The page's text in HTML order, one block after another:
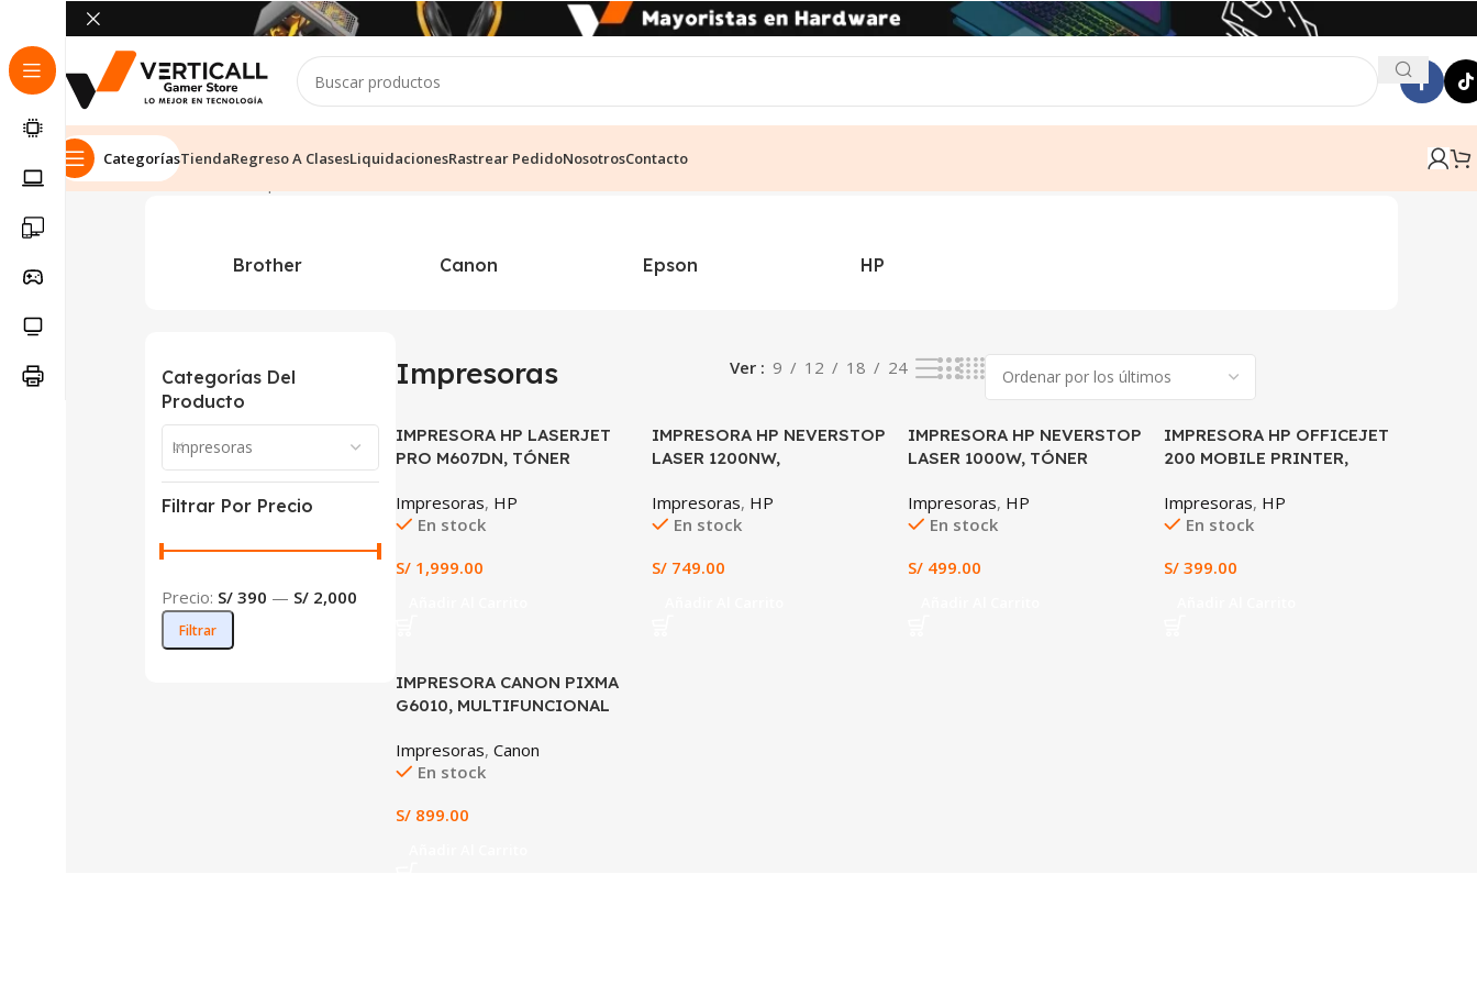
CategoríasTiendaRegreso A ClasesLiquidacionesRastrear PedidoNosotrosContacto
Inicio
Brother Canon Epson HP
Categorías Del
Producto
Impresoras
Filtrar Por Precio
Filtrar
Precio: S/ 390 — S/ 2,000
Impresoras Ver 9 12 18 24
IMPRESORA HP LASERJET
PRO M607DN, TÓNER
Impresoras, HP
En stock
S/ 1,999.00
IMPRESORA HP NEVERSTOP
LASER 1200NW,
CONTINUO
Impresoras, HP
En stock
S/ 749.00
IMPRESORA HP NEVERSTOP
LASER 1000W, TÓNER
Impresoras, HP
En stock
S/ 499.00
IMPRESORA HP OFFICEJET
200 MOBILE PRINTER,
Impresoras, HP
En stock
S/ 399.00
IMPRESORA CANON PIXMA
G6010, MULTIFUNCIONAL
Impresoras, Canon
En stock
S/ 899.00